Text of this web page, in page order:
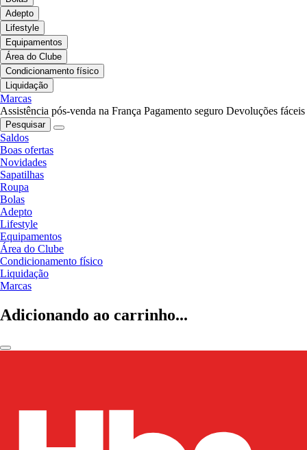
Adepto
Lifestyle
Equipamentos
Área do Clube
Condicionamento físico
Liquidação
Marcas
Assistência pós-venda na França Pagamento seguro Devoluções fáceis
Pesquisar
Saldos
Boas ofertas
Novidades
Sapatilhas
Roupa
Bolas
Adepto
Lifestyle
Equipamentos
Área do Clube
Condicionamento físico
Liquidação
Marcas
Adicionando ao carrinho...